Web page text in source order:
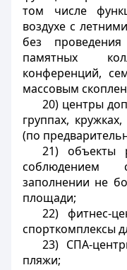
том числе
воздухе с
без
памятных
конференций,
массовым
20) центры
группах,
(по
21) объекты
соблюдением
заполнении не
площади;
22) фитнес-
спорткомплексы
23) СПА-
пляжи;